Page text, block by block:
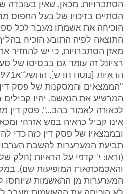
הסתברויות. מכאן, שאין בעובדה
הסתיים בזיכויו של בעל התפוס
הוכיחה את אשמתו מעבר לכל
התוצאה לפיה התובע הוכיח
מאזן הסתברויות, כי יש להחזיר
"הממצאים והמסקנות של פסק
המרשיע את הנאשם, יהיו
לכאורה לאמור בהם...". פסק דין
אינו קביל כראיה במש אזרחי
ובממצאיו של פסק דין כזה כדי
תביעת המערערות להשבת
והאסמכתאות המופיעות שם).
המערערות מן ההאשמות שיוחסו